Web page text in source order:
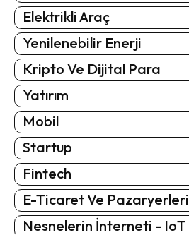
Elektrikli Araç
Yenilenebilir Enerji
Kripto Ve Dijital Para
Yatırım
Mobil
Startup
Fintech
E-Ticaret Ve Pazaryerleri
Nesnelerin İnterneti - IoT